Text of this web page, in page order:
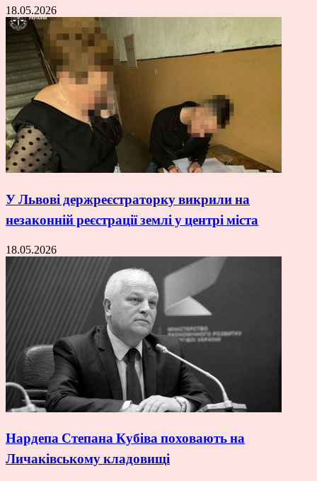
18.05.2026
У Львові держреєстраторку викрили на
незаконній реєстрації землі у центрі міста
18.05.2026
Нардепа Степана Кубіва поховають на
Личаківському кладовищі